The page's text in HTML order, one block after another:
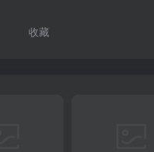
收藏